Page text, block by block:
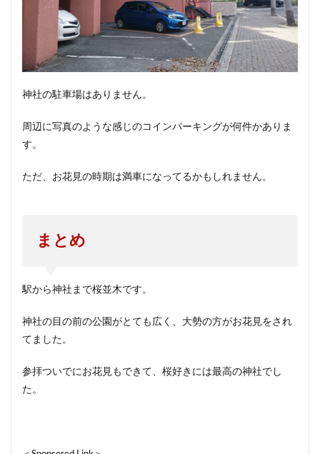
神社の駐車場はありません。
周辺に写真のような感じのコインパーキングが何件かありま
す。
ただ、お花見の時期は満車になってるかもしれません。
まとめ
駅から神社まで桜並木です。
神社の目の前の公園がとても広く、大勢の方がお花見をされ
てました。
参拝ついでにお花見もできて、桜好きには最高の神社でし
た。